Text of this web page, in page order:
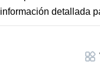
detallada